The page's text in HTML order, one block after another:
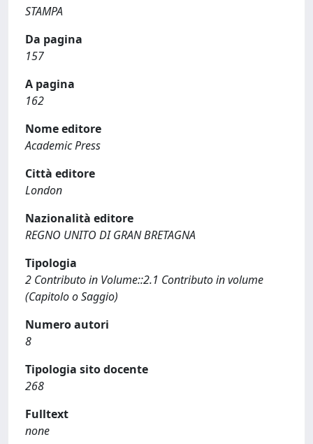
STAMPA
Da pagina
157
A pagina
162
Nome editore
Academic Press
Città editore
London
Nazionalità editore
REGNO UNITO DI GRAN BRETAGNA
Tipologia
2 Contributo in Volume::2.1 Contributo in volume
(Capitolo o Saggio)
Numero autori
8
Tipologia sito docente
268
Fulltext
none